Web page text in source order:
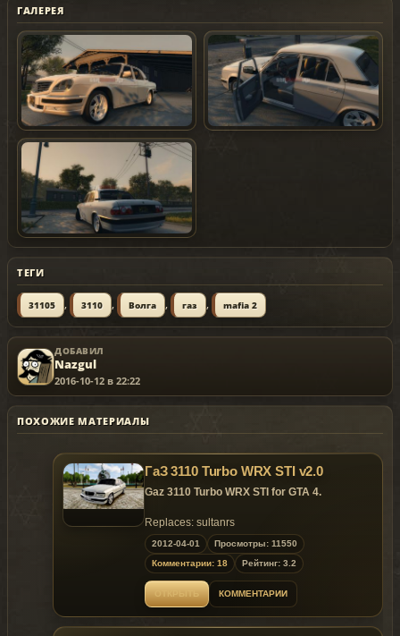
ГАЛЕРЕЯ
ТЕГИ
31105 , 3110 , Волга , газ , mafia 2
ДОБАВИЛ
Nazgul
2016-10-12 в 22:22
ПОХОЖИЕ МАТЕРИАЛЫ
ГаЗ 3110 Turbo WRX STI v2.0
Gaz 3110 Turbo WRX STI for GTA 4.
Replaces: sultanrs
2012-04-01
Просмотры: 11550
Комментарии: 18
Рейтинг: 3.2
КОММЕНТАРИИ